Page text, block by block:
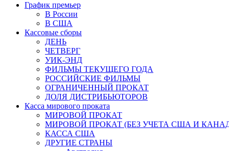
График премьер
В России
В США
Кассовые сборы
ДЕНЬ
ЧЕТВЕРГ
УИК-ЭНД
ФИЛЬМЫ ТЕКУЩЕГО ГОДА
РОССИЙСКИЕ ФИЛЬМЫ
ОГРАНИЧЕННЫЙ ПРОКАТ
ДОЛЯ ДИСТРИБЬЮТОРОВ
Касса мирового проката
МИРОВОЙ ПРОКАТ
МИРОВОЙ ПРОКАТ (БЕЗ УЧЕТА США И
КАССА США
ДРУГИЕ СТРАНЫ